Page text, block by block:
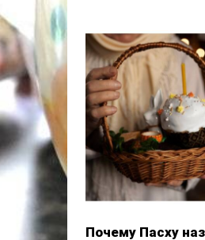
Почему Пасху